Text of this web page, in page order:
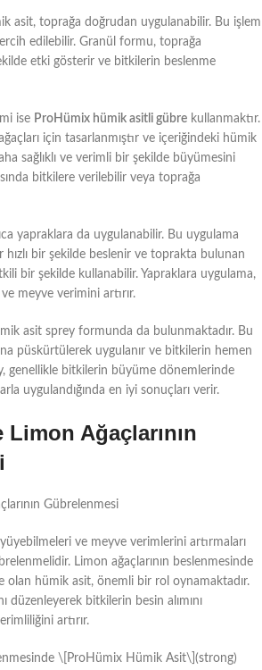
asit, toprağa doğrudan uygulanabilir. Bu işlem
edilebilir. Granül formu, toprağa
şekilde etki gösterir ve bitkilerin beslenme
ise ProHümix hümik asitli gübre kullanmaktır.
için tasarlanmıştır ve içeriğindeki hümik
sağlıklı ve verimli bir şekilde büyümesini
bitkilere verilebilir veya toprağa
yapraklara da uygulanabilir. Bu uygulama
bir şekilde beslenir ve toprakta bulunan
bir şekilde kullanabilir. Yapraklara uygulama,
meyve verimini artırır.
asit sprey formunda da bulunmaktadır. Bu
püskürtülerek uygulanır ve bitkilerin hemen
genellikle bitkilerin büyüme dönemlerinde
uygulandığında en iyi sonuçları verir.
Ağaçlarının
Gübrelenmesi
ve meyve verimlerini artırmaları
Limon ağaçlarının beslenmesinde
olan hümik asit, önemli bir rol oynamaktadır.
düzenleyerek bitkilerin besin alımını
artırır.
\[ProHümix Hümik Asit\](strong)